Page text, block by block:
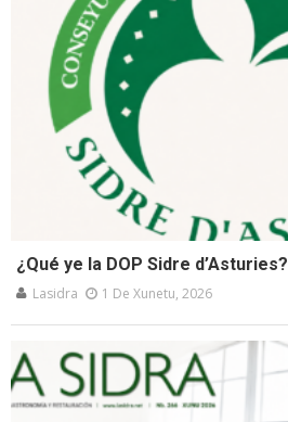
¿Qué ye la DOP Sidre d’Asturies?
Lasidra 1 De Xunetu, 2026